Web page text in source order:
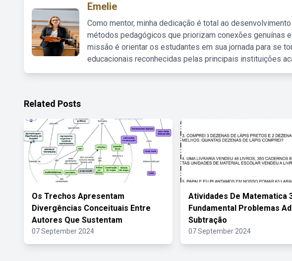
Emelie
Como mentor, minha dedicação é total ao
métodos pedagógicos que priorizam conexões genuínas
missão é orientar os estudantes em sua jornada para se
educacionais reconhecidas pelas principais instituições
Related Posts
Os Trechos Apresentam
Divergências Conceituais Entre
Autores Que Sustentam
07 September 2024
Atividades De Matematica
Fundamental Problemas
Subtração
07 September 2024